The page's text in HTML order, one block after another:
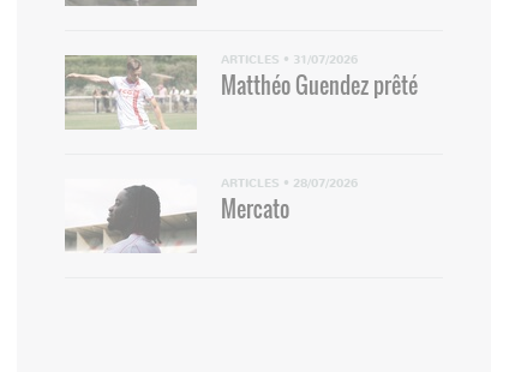
ARTICLES • 31/07/2026
Matthéo Guendez prêté
ARTICLES • 28/07/2026
Mercato